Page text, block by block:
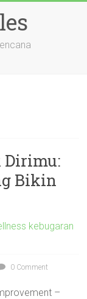
Dirimu:
Bikin
kebugaran
0 Comment
–